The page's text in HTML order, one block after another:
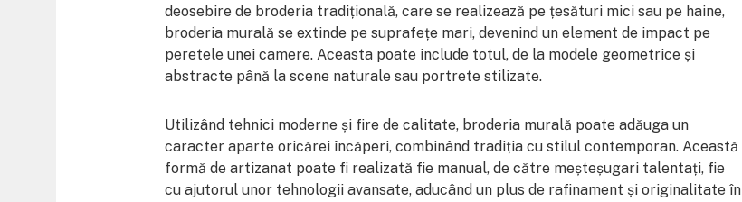
deosebire de broderia tradițională, care se realizează pe țesături mici sau pe haine,
broderia murală se extinde pe suprafețe mari, devenind un element de impact pe
peretele unei camere. Aceasta poate include totul, de la modele geometrice și
abstracte până la scene naturale sau portrete stilizate.
Utilizând tehnici moderne și fire de calitate, broderia murală poate adăuga un
caracter aparte oricărei încăperi, combinând tradiția cu stilul contemporan. Această
formă de artizanat poate fi realizată fie manual, de către meșteșugari talentați, fie
cu ajutorul unor tehnologii avansate, aducând un plus de rafinament și originalitate în